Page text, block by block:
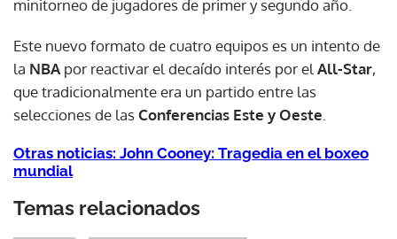
minitorneo de jugadores de primer y segundo año.
Este nuevo formato de cuatro equipos es un intento de
la NBA por reactivar el decaído interés por el All-Star,
que tradicionalmente era un partido entre las
selecciones de lasConferencias Este y Oeste
Otras noticias: John Cooney: Tragedia en el boxeo
mundial
Temas relacionados